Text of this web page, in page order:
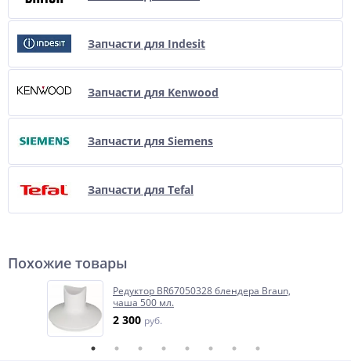
Запчасти для Indesit
Запчасти для Kenwood
Запчасти для Siemens
Запчасти для Tefal
Похожие товары
Редуктор BR67050328 блендера Braun,
чаша 500 мл.
2 300 руб.